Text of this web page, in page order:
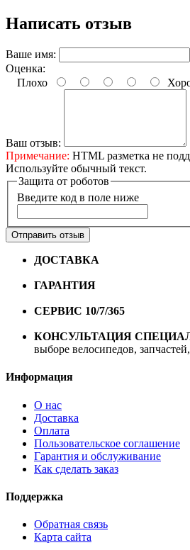
Написать отзыв
Ваше имя:
Оценка:
Плохо
Ваш отзыв:
Примечание: HTML разметка не
Используйте обычный текст.
Защита от роботов
Введите код в поле ниже
Отправить отзыв
ДОСТАВКА
ГАРАНТИЯ
СЕРВИС 10/7/365
КОНСУЛЬТАЦИЯ
выборе велосипедов,
Информация
О нас
Доставка
Оплата
Пользовательское соглашение
Гарантия и обслуживание
Как сделать заказ
Поддержка
Обратная связь
Карта сайта